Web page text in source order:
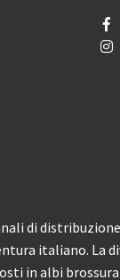
di
italiano. La
in albi